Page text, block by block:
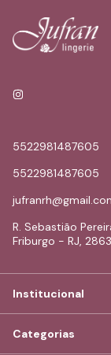
5522981487605
5522981487605
R. Sebastião
Friburgo - RJ,
Institucional
Categorias